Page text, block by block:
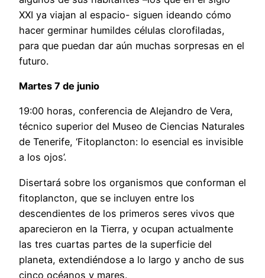
XXI ya viajan al espacio- siguen ideando cómo
hacer germinar humildes células clorofiladas,
para que puedan dar aún muchas sorpresas en el
futuro.
Martes 7 de junio
19:00 horas, conferencia de Alejandro de Vera,
técnico superior del Museo de Ciencias Naturales
de Tenerife, ‘Fitoplancton: lo esencial es invisible
a los ojos’.
Disertará sobre los organismos que conforman el
fitoplancton, que se incluyen entre los
descendientes de los primeros seres vivos que
aparecieron en la Tierra, y ocupan actualmente
las tres cuartas partes de la superficie del
planeta, extendiéndose a lo largo y ancho de sus
cinco océanos y mares.